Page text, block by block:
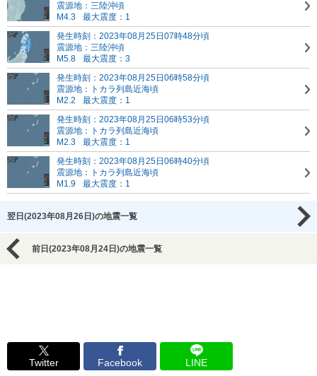
震源地：三陸沖頃
M4.3
最大震度：1
発生時刻：2023年08月25日07時48分頃
震源地：三陸沖頃
M5.8
最大震度：3
発生時刻：2023年08月25日06時58分頃
震源地：トカラ列島近海頃
M2.2
最大震度：1
発生時刻：2023年08月25日06時53分頃
震源地：トカラ列島近海頃
M2.3
最大震度：1
発生時刻：2023年08月25日06時40分頃
震源地：トカラ列島近海頃
M1.9
最大震度：1
翌日(2023年08月26日)の地震一覧
前日(2023年08月24日)の地震一覧
Twitter Facebook LINE